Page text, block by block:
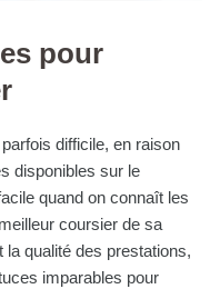
pour
difficile, en raison
disponibles sur le
quand on connaît les
coursier de sa
qualité des prestations,
imparables pour